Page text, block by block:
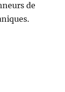
de